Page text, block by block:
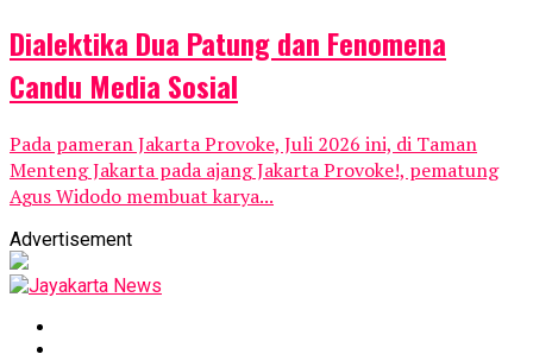
Dialektika Dua Patung dan Fenomena
Candu Media Sosial
Pada pameran Jakarta Provoke, Juli 2026 ini, di Taman
Menteng Jakarta pada ajang Jakarta Provoke!, pematung
Agus Widodo membuat karya...
Advertisement